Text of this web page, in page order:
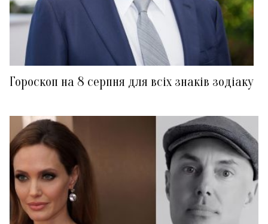
Гороскоп на 8 серпня для всіх знаків зодіаку